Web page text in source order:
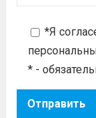
*Я
* -